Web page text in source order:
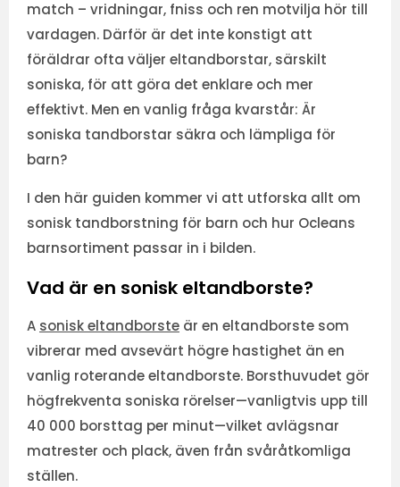
match – vridningar, fniss och ren motvilja hör till
vardagen. Därför är det inte konstigt att
föräldrar ofta väljer eltandborstar, särskilt
soniska, för att göra det enklare och mer
effektivt. Men en vanlig fråga kvarstår: Är
soniska tandborstar säkra och lämpliga för
barn?
I den här guiden kommer vi att utforska allt om
sonisk tandborstning för barn och hur Ocleans
barnsortiment passar in i bilden.
Vad är en sonisk eltandborste?
A sonisk eltandborste är en eltandborste som
vibrerar med avsevärt högre hastighet än en
vanlig roterande eltandborste. Borsthuvudet gör
högfrekventa soniska rörelser—vanligtvis upp till
40 000 borsttag per minut—vilket avlägsnar
matrester och plack, även från svåråtkomliga
ställen.